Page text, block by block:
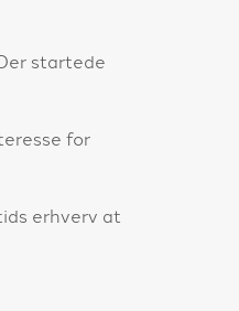
startede
for
erhverv at